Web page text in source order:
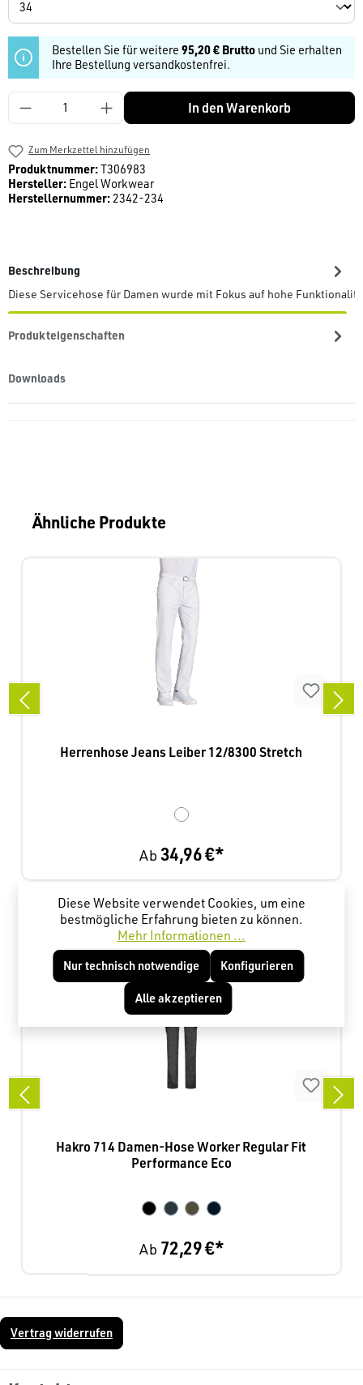
Bestellen Sie für weitere 95,20 € Brutto und Sie erhalten
Ihre Bestellung versandkostenfrei.
Produkt Anzahl: Gib den gewünschten Wert
In den Warenkorb
Zum Merkzettel hinzufügen
Produktnummer:T306983
Hersteller: Engel Workwear
Herstellernummer:2342-234
Beschreibung
Diese Servicehose für Damen wurde mit Fokus auf hohe
Produkteigenschaften
Downloads
Produktgalerie überspringen
Ähnliche Produkte
Herrenhose Jeans Leiber 12/8300 Stretch
Ab 34,96 €*
Produktgalerie überspringen
Kunden haben sich ebenfalls angesehen
Hakro 714 Damen-Hose Worker Regular Fit
Performance Eco
Ab 72,29 €*
Vertrag widerrufen
Diese Website verwendet Cookies, um eine
bestmögliche Erfahrung bieten zu können.
Mehr Informationen ...
Nur technisch notwendige Konfigurieren
Alle akzeptieren